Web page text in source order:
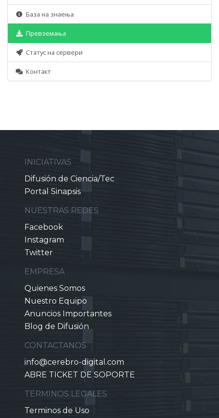
База на знаења
Превземања
Статус на сервери
Контакт
INICIATIVAS
Difusión de Ciencia/Tec
Portal Sinapsis
NUESTRAS REDES
Facebook
Instagram
Twitter
EMPRESA
Quienes Somos
Nuestro Equipo
Anuncios Importantes
Blog de Difusión
CONTACTANOS
info@cerebro-digital.com
ABRE TICKET DE SOPORTE
TERMINOS LEGALES
Terminos de Uso